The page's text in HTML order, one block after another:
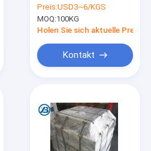
Bescheinigung der
anoden-AZ31
Preis:USD3~6/KGS
MOQ:100KG
Holen Sie sich aktuelle Preis
Kontakt